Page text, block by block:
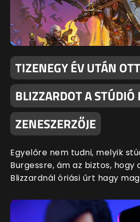
TIZENEGY ÉV UTÁN
BLIZZARDOT A STÚDIÓ
ZENESZERZŐJE
Egyelőre nem tudni, melyik
Burgessre, ám az biztos,
Blizzardnál óriási űrt hagy